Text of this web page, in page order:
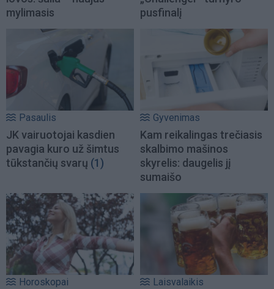
mylimasis
pusfinalį
Pasaulis
JK vairuotojai kasdien
pavagia kuro už šimtus
tūkstančių svarų (1)
Gyvenimas
Kam reikalingas trečiasis
skalbimo mašinos
skyrelis: daugelis jį
sumaišo
Horoskopai Laisvalaikis